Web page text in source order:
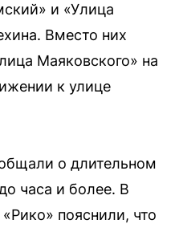
и «Улица
Вместо них
Маяковского» на
к улице
о длительном
часа и более. В
пояснили, что